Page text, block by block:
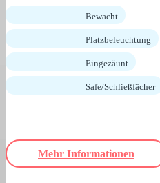
Bewacht
Platzbeleuchtung
Eingezäunt
Safe/Schließfächer
Mehr Informationen